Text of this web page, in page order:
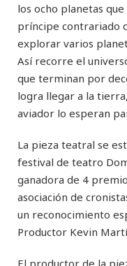
los ocho planetas
príncipe contrariado
explorar varios
Así recorre el
que terminan por
logra llegar a la
aviador lo esperan
La pieza teatral se
festival de teatro
ganadora de 4
asociación de
un reconocimiento
Productor Kevin
El productor de la